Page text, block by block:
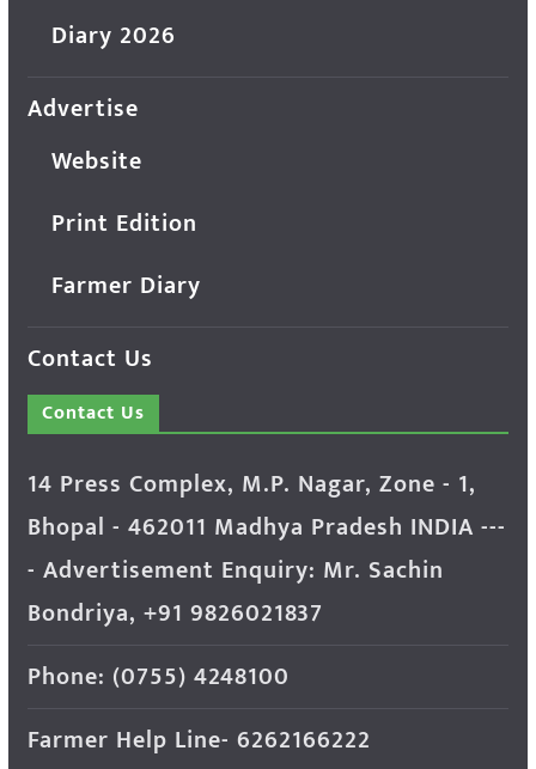
Diary 2026
Advertise
Website
Print Edition
Farmer Diary
Contact Us
Contact Us
14 Press Complex, M.P. Nagar, Zone - 1,
Bhopal - 462011 Madhya Pradesh INDIA ---
- Advertisement Enquiry: Mr. Sachin
Bondriya, +91 9826021837
Phone: (0755) 4248100
Farmer Help Line- 6262166222